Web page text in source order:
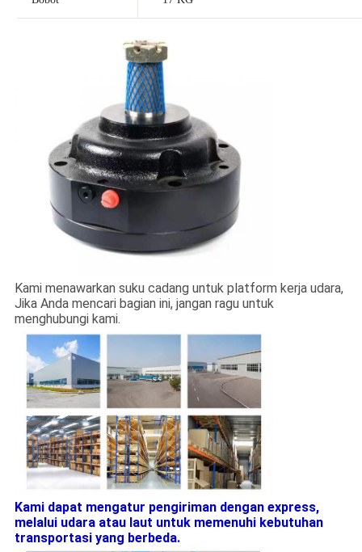
Kami menawarkan suku cadang untuk platform kerja udara,
Jika Anda mencari bagian ini, jangan ragu untuk
menghubungi kami.
Kami dapat mengatur pengiriman dengan express,
melalui udara atau laut untuk memenuhi kebutuhan
transportasi yang berbeda.